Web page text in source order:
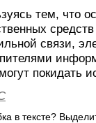
тем, что
связи,
покидать
в тексте?